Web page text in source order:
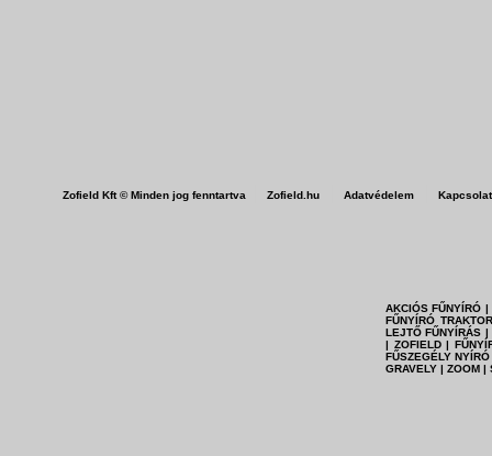
Zofield Kft © Minden jog fenntartva Zofield.hu Adatvédelem Kapcsolat
AKCIÓS FŰNYÍRÓ |
FŰNYÍRÓ
LEJTŐ FŰNYÍRÁS |
| ZOFIELD |
FŰSZEGÉLY
GRAVELY | ZOOM |